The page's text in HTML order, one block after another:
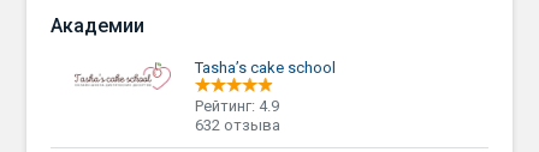
Академии
Tasha’s cake school
Рейтинг: 4.9
632 отзыва